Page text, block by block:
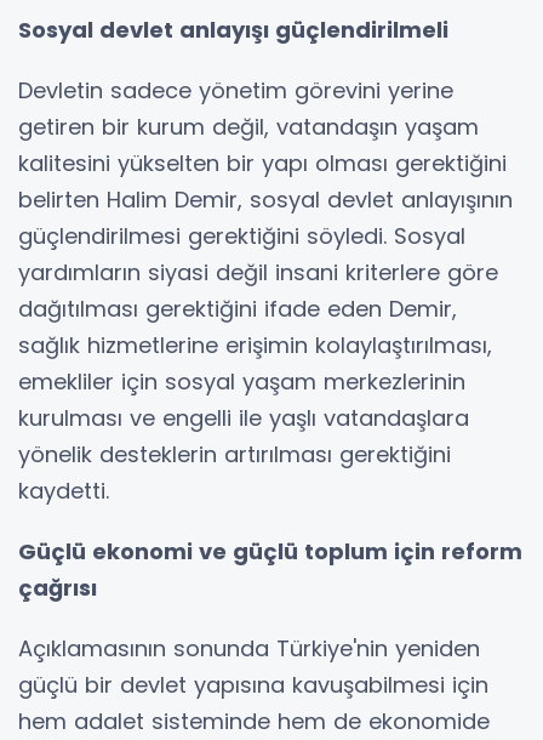
Sosyal devlet anlayışı güçlendirilmeli
Devletin sadece yönetim görevini yerine
getiren bir kurum değil, vatandaşın yaşam
kalitesini yükselten bir yapı olması gerektiğini
belirten Halim Demir, sosyal devlet anlayışının
güçlendirilmesi gerektiğini söyledi. Sosyal
yardımların siyasi değil insani kriterlere göre
dağıtılması gerektiğini ifade eden Demir,
sağlık hizmetlerine erişimin kolaylaştırılması,
emekliler için sosyal yaşam merkezlerinin
kurulması ve engelli ile yaşlı vatandaşlara
yönelik desteklerin artırılması gerektiğini
kaydetti.
Güçlü ekonomi ve güçlü toplum için reform
çağrısı
Açıklamasının sonunda Türkiye'nin yeniden
güçlü bir devlet yapısına kavuşabilmesi için
hem adalet sisteminde hem de ekonomide